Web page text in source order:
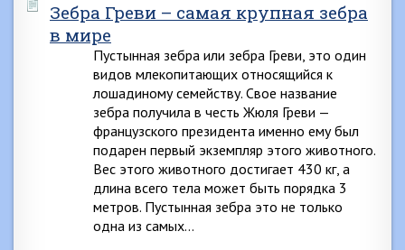
Зебра Греви – самая крупная зебра
в мире
Пустынная зебра или зебра Греви, это один
видов млекопитающих относящийся к
лошадиному семейству. Свое название
зебра получила в честь Жюля Греви —
французского президента именно ему был
подарен первый экземпляр этого животного.
Вес этого животного достигает 430 кг, а
длина всего тела может быть порядка 3
метров. Пустынная зебра это не только
одна из самых…